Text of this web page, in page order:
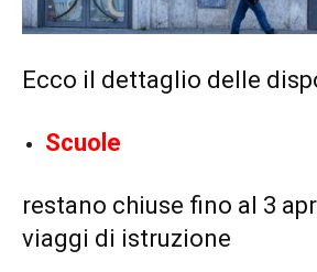
Ecco il dettaglio delle
Scuole
restano chiuse fino al 3
viaggi di istruzione